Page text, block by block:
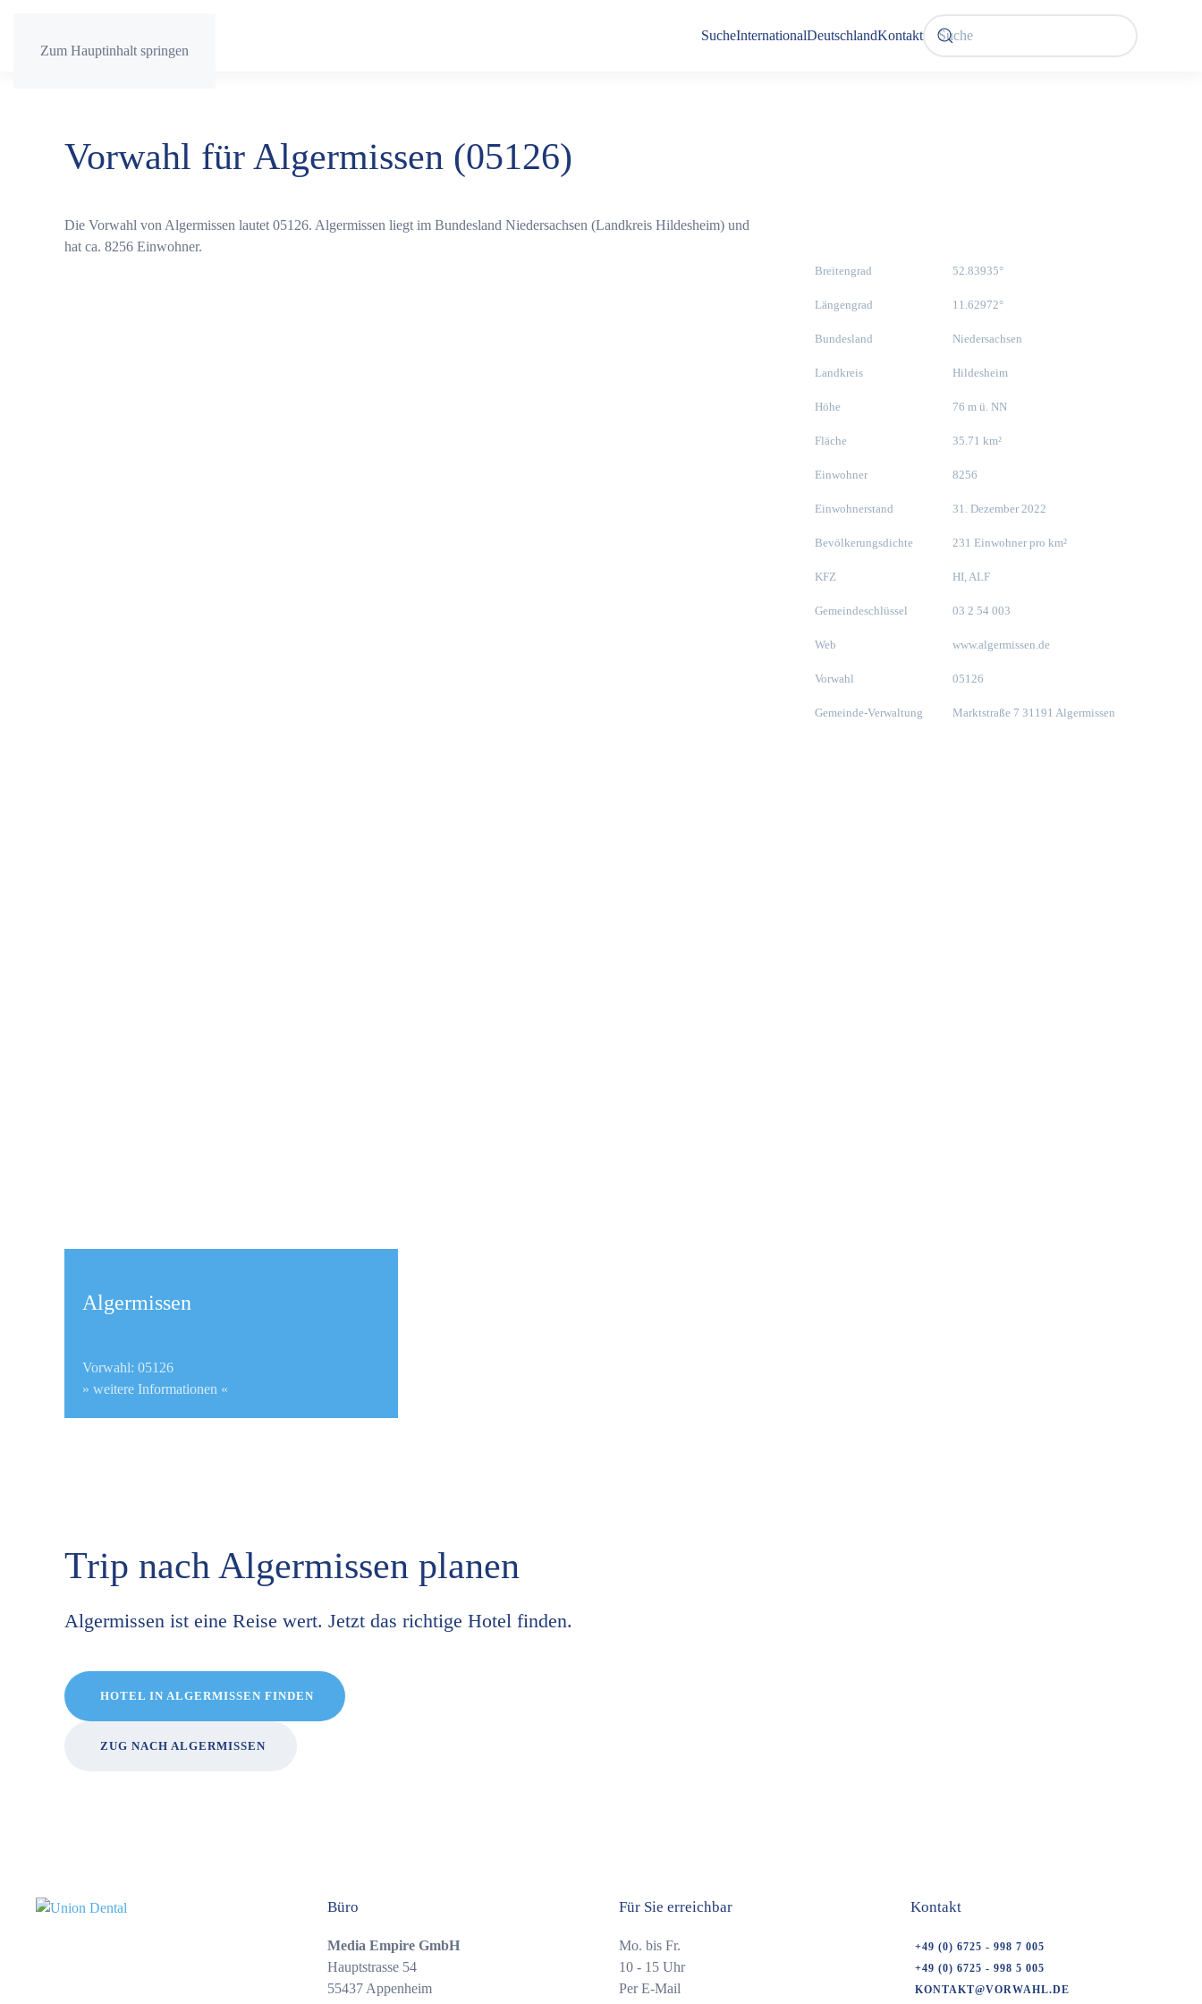
Zum Hauptinhalt springen
SucheInternationalDeutschlandKontakt
Vorwahl für Algermissen (05126)
Die Vorwahl von Algermissen lautet 05126. Algermissen liegt im Bundesland Niedersachsen (Landkreis Hildesheim) und
hat ca. 8256 Einwohner.
Breitengrad 52.83935°
Längengrad 11.62972°
Bundesland Niedersachsen
Landkreis Hildesheim
Höhe 76 m ü. NN
Fläche 35.71 km²
Einwohner 8256
Einwohnerstand 31. Dezember 2022
Bevölkerungsdichte 231 Einwohner pro km²
KFZ HI, ALF
Gemeindeschlüssel 03 2 54 003
Web www.algermissen.de
Vorwahl 05126
Gemeinde-Verwaltung Marktstraße 7 31191 Algermissen
Algermissen
Vorwahl: 05126
» weitere Informationen «
Trip nach Algermissen planen
Algermissen ist eine Reise wert. Jetzt das richtige Hotel finden.
HOTEL IN ALGERMISSEN FINDEN
ZUG NACH ALGERMISSEN
Büro
Media Empire GmbH
Hauptstrasse 54
55437 Appenheim
Kontakt
+49 (0) 6725 - 998 7 005
+49 (0) 6725 - 998 5 005
KONTAKT@VORWAHL.DE
Für Sie erreichbar
Mo. bis Fr.
10 - 15 Uhr
Per E-Mail